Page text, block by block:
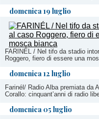
domenica 19 luglio
FARINÉL / Nel tifo da stadio
Roggero, fiero di essere una
domenica 12 luglio
Farinél/ Radio Alba premiata da
Corallo: cinquant’anni di radio
domenica 05 luglio